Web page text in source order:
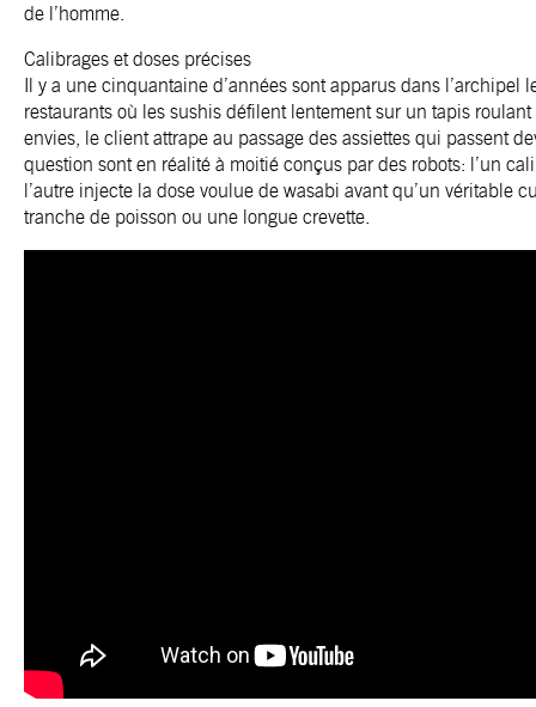
de l’homme.
Calibrages et doses précises
Il y a une cinquantaine d’années sont apparus dans l’archipel
restaurants où les sushis défilent lentement sur un tapis
envies, le client attrape au passage des assiettes qui passent
question sont en réalité à moitié conçus par des robots: l’un
l’autre injecte la dose voulue de wasabi avant qu’un véritable
tranche de poisson ou une longue crevette.